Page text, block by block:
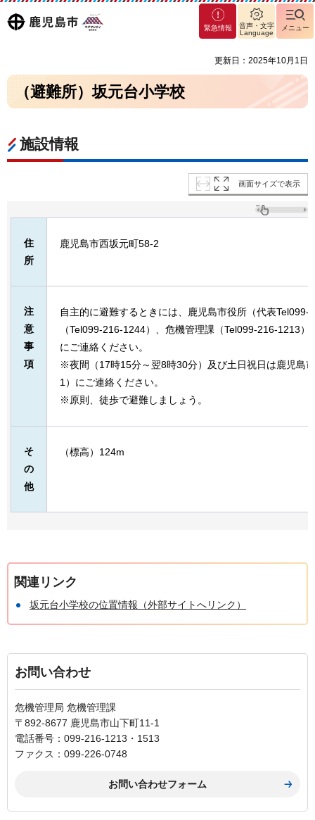
鹿児島
マグ
マシ
緊急情報
音声・文字
Language
メニュー
更新日：2025年10月1日
（避難所）坂元台小学校
施設情報
画面サイズで表示
住
所
鹿児島市西坂元町58-2
注
意
事
項
自主的に避難するときには、鹿児島市役所（代表Tel099-
（Tel099-216-1244）、危機管理課（Tel099-216-1213
にご連絡ください。
※夜間（17時15分～翌8時30分）及び土日祝日は鹿児島
1）にご連絡ください。
※原則、徒歩で避難しましょう。
そ
の
他
（標高）124m
関連リンク
坂元台小学校の位置情報（外部サイトへリンク）
お問い合わせ
危機管理局 危機管理課
〒892-8677 鹿児島市山下町11-1
電話番号：099-216-1213・1513
ファクス：099-226-0748